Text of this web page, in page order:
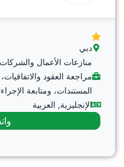
دبي
منازعات الأعمال والشركات،
مراجعة العقود
المستندات، ومتابعة
الإنجليزية, العربية